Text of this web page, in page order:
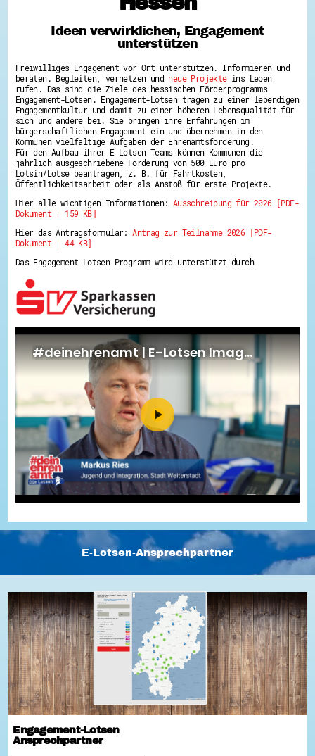
Hessen hilft Ukraine
Zeig uns dein Ehrenamt
Wettbewerb | Trikotwettbewerb
Wettbewerb | 80 Jahre Hessen - Engagement
mit Herz
8 Vereine x 80 Jahre x 1.000 €
Ausgezeichnete Projekte
Menschen des Respekts
SHARE IT: Teile deine Infos!
Gestalte dein Ehrenamt
Ehrenamts-Card Hessen
Engagement-Lotsen
Crowdfunding - Viele schaffen mehr
Ehrentag
Hessen engagiert - Digitale Themenabende
Kompetenznachweis Hessen
Service-Learning
Mach dich schlau
GEMA-Pakt
Di@-Lotsen in Hessen
Energiepreiskrise und Ehrenamt
Flüchtlingshilfe + Integration
Generationsübergreifend aktiv
Patenschaftsprojekte
Qualifizierung & Fortbildung
Stiftungen
Vereine, Spenden, Steuern - Gut zu Wissen
Versicherungsschutz
Wissenswertes rund um dein Ehrenamt
Zahlen, Daten, Fakten aus Hessen
Service
Suche
Downloads
Kontakt
Impressum
Barriere melden
Ideen verwirklichen, Engagement
unterstützen
Freiwilliges Engagement vor Ort unterstützen. Informieren und
beraten. Begleiten, vernetzen und neue Projekteins Leben
rufen. Das sind die Ziele des hessischen Förderprogramms
Engagement-Lotsen. Engagement-Lotsen tragen zu einer lebendigen
Engagementkultur und damit zu einer höheren Lebensqualität für
sich und andere bei. Sie bringen ihre Erfahrungen im
bürgerschaftlichen Engagement ein und übernehmen in den
Kommunen vielfältige Aufgaben der Ehrenamtsförderung.
Für den Aufbau ihrer E-Lotsen-Teams können Kommunen die
jährlich ausgeschriebene Förderung von 500 Euro pro
Lotsin/Lotse beantragen, z. B. für Fahrtkosten,
Öffentlichkeitsarbeit oder als Anstoß für erste Projekte.
Hier alle wichtigen Informationen: Ausschreibung für 2026 [PDF-
Dokument | 159 KB]
Hier das Antragsformular:Antrag zur Teilnahme 2026 [PDF-
Dokument | 44 KB]
Das Engagement-Lotsen Programm wird unterstützt durch
E-Lotsen-Ansprechpartner
Engagement-Lotsen
Ansprechpartner